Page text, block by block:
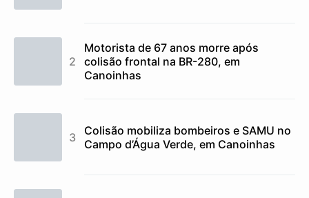
Motorista de 67 anos morre após
colisão frontal na BR-280, em
Canoinhas
Colisão mobiliza bombeiros e SAMU no
Campo d’Água Verde, em Canoinhas